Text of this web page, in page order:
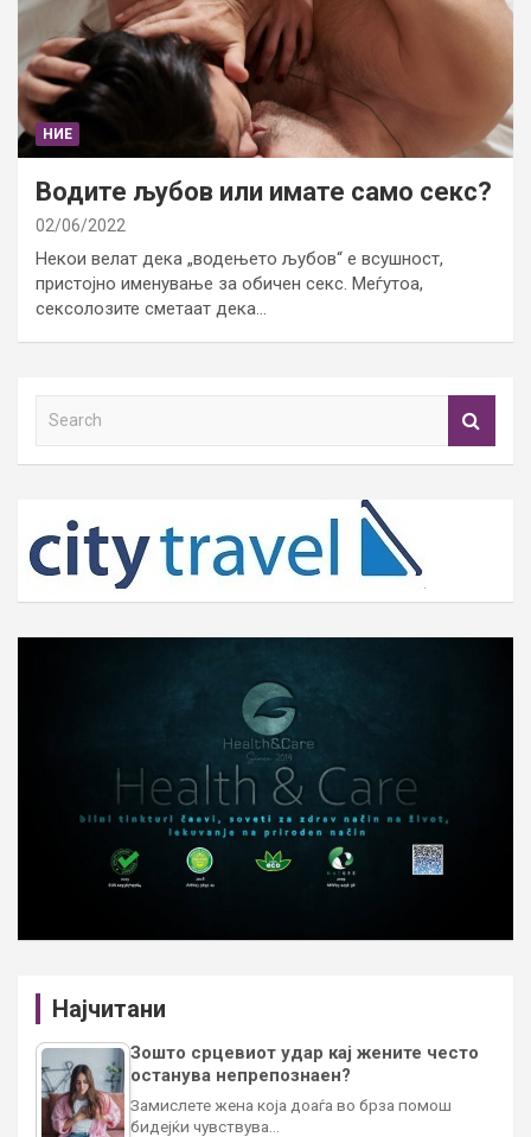
НИЕ
Водите љубов или имате само секс?
02/06/2022
Некои велат дека „водењето љубов“ е всушност,
пристојно именување за обичен секс. Меѓутоа,
сексолозите сметаат дека…
h
Најчитани
Зошто срцевиот удар кај жените често
останува непрепознаен?
Замислете жена која доаѓа во брза помош
бидејќи чувствува…